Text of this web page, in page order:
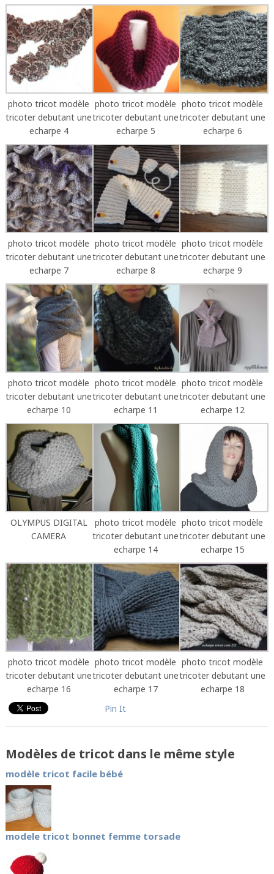
photo tricot modèle
tricoter debutant une
echarpe 4
photo tricot modèle
tricoter debutant une
echarpe 5
photo tricot modèle
tricoter debutant une
echarpe 6
photo tricot modèle
tricoter debutant une
echarpe 7
photo tricot modèle
tricoter debutant une
echarpe 8
photo tricot modèle
tricoter debutant une
echarpe 9
photo tricot modèle
tricoter debutant une
echarpe 10
photo tricot modèle
tricoter debutant une
echarpe 11
photo tricot modèle
tricoter debutant une
echarpe 12
OLYMPUS DIGITAL
CAMERA
photo tricot modèle
tricoter debutant une
echarpe 14
photo tricot modèle
tricoter debutant une
echarpe 15
photo tricot modèle
tricoter debutant une
echarpe 16
photo tricot modèle
tricoter debutant une
echarpe 17
photo tricot modèle
tricoter debutant une
echarpe 18
Pin It
Modèles de tricot dans le même style
modèle tricot facile bébé
modele tricot bonnet femme torsade